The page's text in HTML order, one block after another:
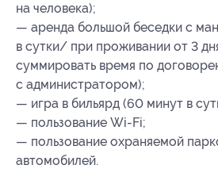
на человека);
— аренда большой беседки с
в сутки/ при проживании от 3
суммировать время по
с администратором);
— игра в бильярд (60 минут в
— пользование Wi-Fi;
— пользование охраняемой
автомобилей.